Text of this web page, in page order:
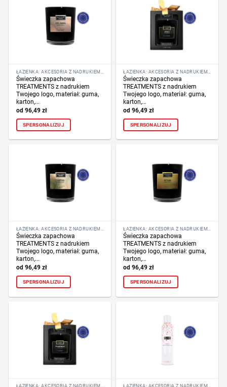
Świeczka zapachowa
TREATMENTS z nadrukiem
Twojego logo, materiał: guma,
karton,...
96,49 zł
SPERSONALIZUJ
Świeczka zapachowa
TREATMENTS z nadrukiem
Twojego logo, materiał: guma,
karton,...
96,49zł
SPERSONALIZUJ
Świeczka zapachowa
TREATMENTS z nadrukiem
Twojego logo, materiał: guma,
karton,...
96,49 zł
SPERSONALIZUJ
Świeczka zapachowa
TREATMENTS z nadrukiem
Twojego logo, materiał: guma,
karton,...
96,49zł
SPERSONALIZUJ
ŁAZIENKA: AKCESORIA Z NADRUKIEM LOGO ŁAZIENKA: AKCESORIA Z NADRUKIEM LOGO